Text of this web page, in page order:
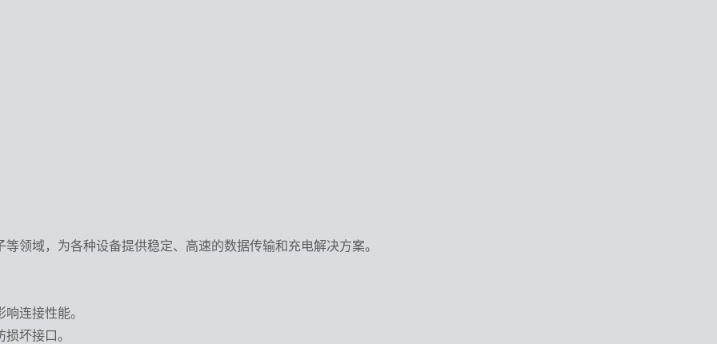
领域，为各种设备提供稳定、高速的数据传输和充电解决方案。
连接性能。
坏接口。